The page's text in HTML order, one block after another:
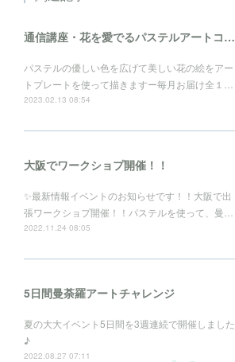
通信講座・花を愛でるパステルアートコレクション
パステルの優しい色を広げて美しい花の絵をアー
トプレートを使って描きますー毎月お届け全１…
2023.02.13 08:54
大阪でワークショプ開催！！
✨最新情報イベントのお知らせです！！大阪で出
張ワークショプ開催！！パステルを使って、曼…
2022.11.24 08:05
5日間曼荼羅アートチャレンジ
夏の大大イベント5日間を3週連続で開催しました
♪
2022.08.27 07:11